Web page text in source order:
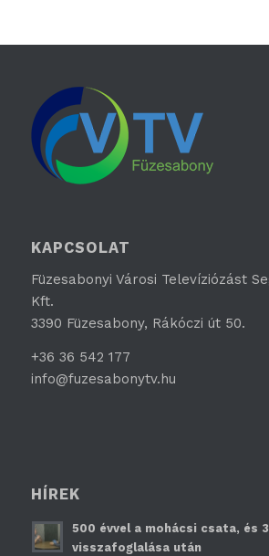
KAPCSOLAT
Füzesabonyi Városi Televíziózást
Kft.
3390 Füzesabony, Rákóczi út 50.
+36 36 542 177
info@fuzesabonytv.hu
HÍREK
500 évvel a mohácsi csata, és
visszafoglalása után